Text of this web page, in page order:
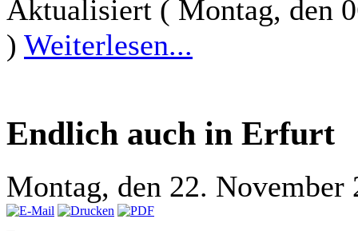
Aktualisiert ( Montag, den
) Weiterlesen...
Endlich auch in Erfurt
Montag, den 22. November